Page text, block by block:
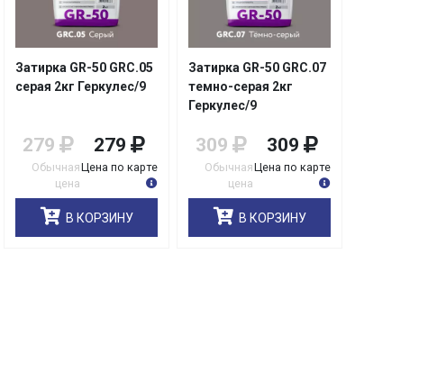
Затирка GR-50 GRC.05
серая 2кг Геркулес/9
279
Обычная
цена
279
Цена по карте
В КОРЗИНУ
Затирка GR-50 GRC.07
темно-серая 2кг
Геркулес/9
309
Обычная
цена
309
Цена по карте
В КОРЗИНУ